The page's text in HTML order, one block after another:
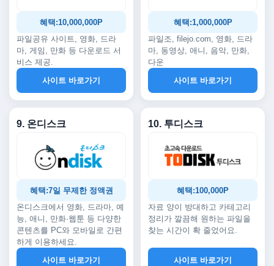
혜택:10,000,000P
파일공유 사이트, 영화, 드라
마, 게임, 만화 등 다운로드 서
비스 제공.
사이트 바로가기
혜택:1,000,000P
파일조, filejo.com, 영화, 드라
마, 동영상, 애니, 음악, 만화,
다운
사이트 바로가기
9. 온디스크
혜택:7일 무제한 정액권
온디스크에서 영화, 드라마, 예
능, 애니, 만화·웹툰 등 다양한
콘텐츠를 PC와 모바일로 간편
하게 이용하세요.
사이트 바로가기
10. 투디스크
혜택:100,000P
자료 양이 방대하고 카테고리
정리가 깔끔해 원하는 파일을
찾는 시간이 확 줄었어요.
사이트 바로가기